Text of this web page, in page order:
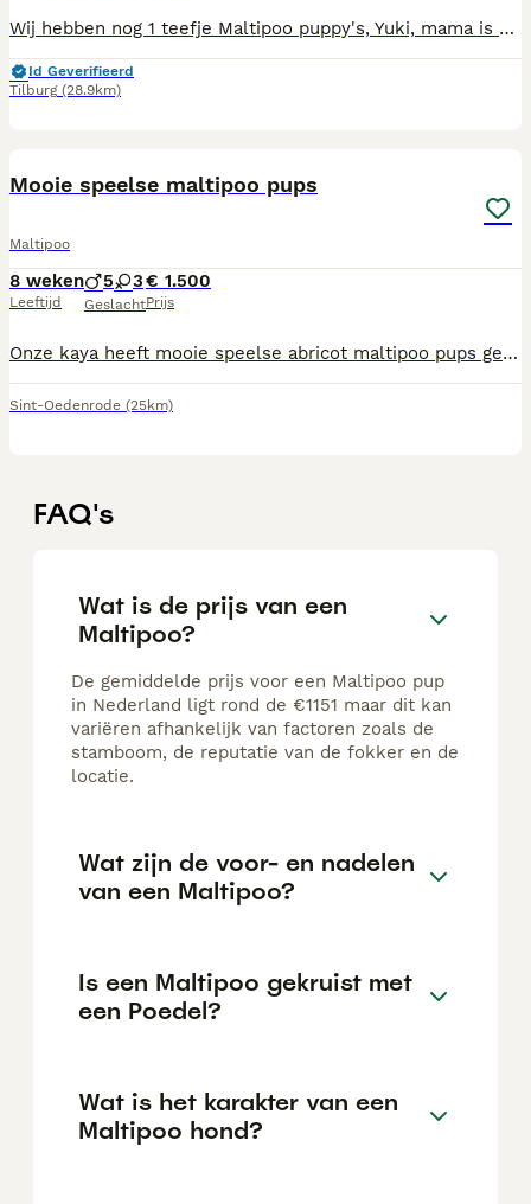
Wij hebben nog 1 teefje Maltipoo puppy's, Yuki, mama is Maltipoo, papa toypoedel en volledig getest. Mama, foto 11, en papa, foto 10, wonen beiden bij ons. Onze puppy's zijn gechipt, 2 x vaccinatie gehad, ontwormd volgens schema, nagekeken door onze dierenarts en geregistreerd bij NDG Nederland. Alle puppy's hebben een Europees Nederlands paspoort. Onze pups zijn geboren en opgegroeid in onze woonkamer zodat ze alle geluiden (tv, stofzuiger etc, meekrijgen voor een goede socialisatie. Wij zijn in bezit van UBN nummer. Wij zoeken voor onze pups een baasje voor het leven, die veel tijd aan de pups kunnen besteden, ze maken graag deel uit van het gezin, het liefst met tuin omdat ze graag buiten spelen Als de pups verhuizen naar hun nieuwe baasjes krijgen ze brokjes voor de eerste weken, mandje, speeltjes, nestgeurtje mee.
Id Geverifieerd
Tilburg (28.9km)
Mooie speelse maltipoo pups
Maltipoo
8 weken
Leeftijd
5 3
Geslacht
€ 1.500
Prijs
Onze kaya heeft mooie speelse abricot maltipoo pups gekregen 5 reuen en 3 teefjes De pups zijn volgens schema ontwormt - ingeënt - gechipt - europees paspoort onderzocht en goedgekeurd door dierenarts De pups worden goed gesocialiseerd en groeien met kinderen op De pups mogen het nest en de moeder vanaf 3 augustus verlaten Ze zijn dan 8 wk oud Liever appen of bellen Meer info 06 2393 3521
Sint-Oedenrode (25km)
FAQ's
Wat is de prijs van een
Maltipoo?
De gemiddelde prijs voor een Maltipoo pup
in Nederland ligt rond de €1151 maar dit kan
variëren afhankelijk van factoren zoals de
stamboom, de reputatie van de fokker en de
locatie.
Wat zijn de voor- en nadelen
van een Maltipoo?
Is een Maltipoo gekruist met
een Poedel?
Wat is het karakter van een
Maltipoo hond?